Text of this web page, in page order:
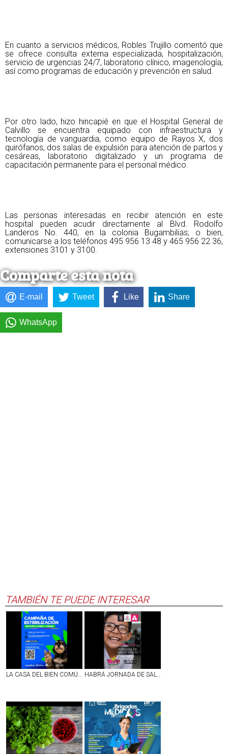
En cuanto a servicios médicos, Robles Trujillo comentó que
se ofrece consulta externa especializada, hospitalización,
servicio de urgencias 24/7, laboratorio clínico, imagenología,
así como programas de educación y prevención en salud.
Por otro lado, hizo hincapié en que el Hospital General de
Calvillo se encuentra equipado con infraestructura y
tecnología de vanguardia, como equipo de Rayos X, dos
quirófanos, dos salas de expulsión para atención de partos y
cesáreas, laboratorio digitalizado y un programa de
capacitación permanente para el personal médico.
Las personas interesadas en recibir atención en este
hospital pueden acudir directamente al Blvd. Rodolfo
Landeros No. 440, en la colonia Bugambilias; o bien,
comunicarse a los teléfonos 495 956 13 48 y 465 956 22 36,
extensiones 3101 y 3100.
Comparte esta nota
E-mail Tweet Like Share
WhatsApp
TAMBIÉN TE PUEDE INTERESAR
LA CASA DEL BIEN COMÚN MUJERES ILUSTRES EN AGS SERÁ SEDE DE LA JORNADA DE ESTERILIZACIÓN CANINA Y FELINA HABRÁ JORNADA DE SALUD VISUAL EN TEPEZALÁ